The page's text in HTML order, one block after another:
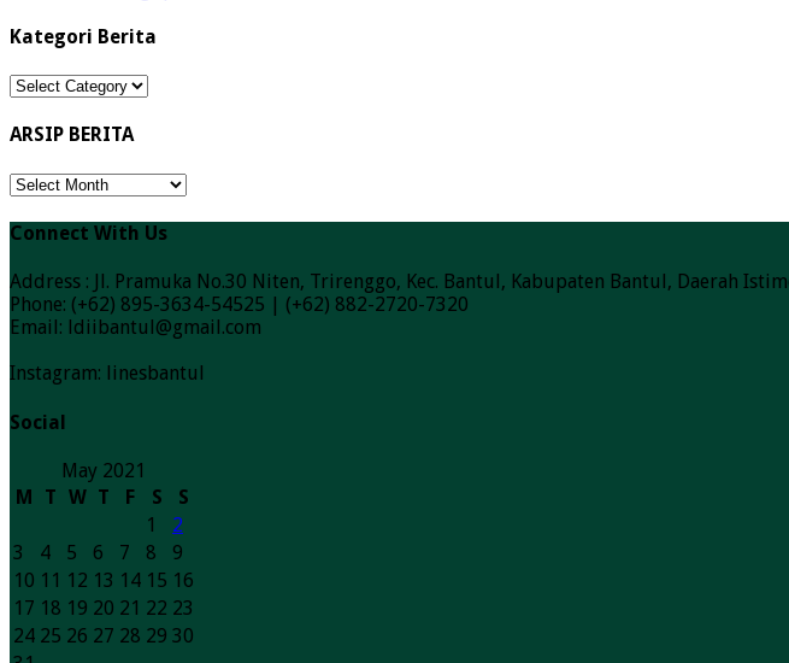
Kategori Berita
Kategori
ARSIP BERITA
ARSIP
Connect With Us
Address : Jl. Pramuka No.30 Niten, Trirenggo, Kec. Bantul, Kabupaten Bantul, Daerah
Phone: (+62) 895-3634-54525 | (+62) 882-2720-7320
Email: ldiibantul@gmail.com
Instagram: linesbantul
Social
May 2021
M
T W T F S
S
1
2
3
4 5 6 7 8
9
10 11 12 13 14 15 16
17 18 19 20 21 22 23
24 25 26 27 28 29 30